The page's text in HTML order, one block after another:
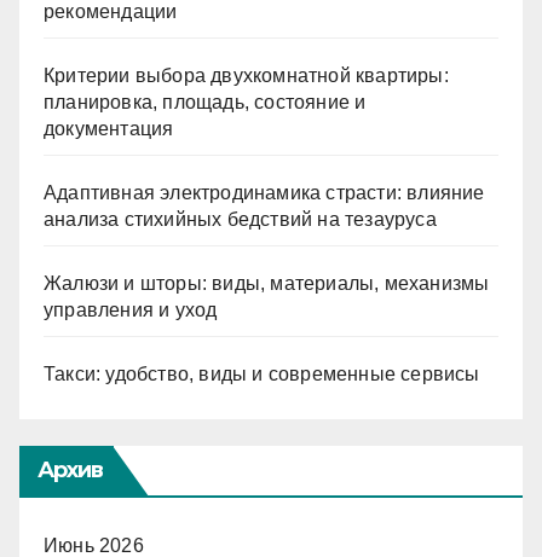
рекомендации
Критерии выбора двухкомнатной квартиры:
планировка, площадь, состояние и
документация
Адаптивная электродинамика страсти: влияние
анализа стихийных бедствий на тезауруса
Жалюзи и шторы: виды, материалы, механизмы
управления и уход
Такси: удобство, виды и современные сервисы
Архив
Июнь 2026